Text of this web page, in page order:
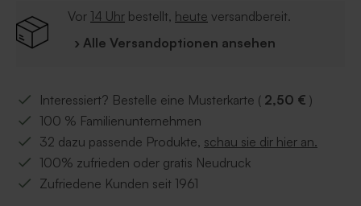
Vor 14 Uhr bestellt, heute versandbereit.
› Alle Versandoptionen ansehen
Interessiert? Bestelle eine Musterkarte ( 2,50 € )
100 % Familienunternehmen
32 dazu passende Produkte, schau sie dir hier an.
100% zufrieden oder gratis Neudruck
Zufriedene Kunden seit 1961